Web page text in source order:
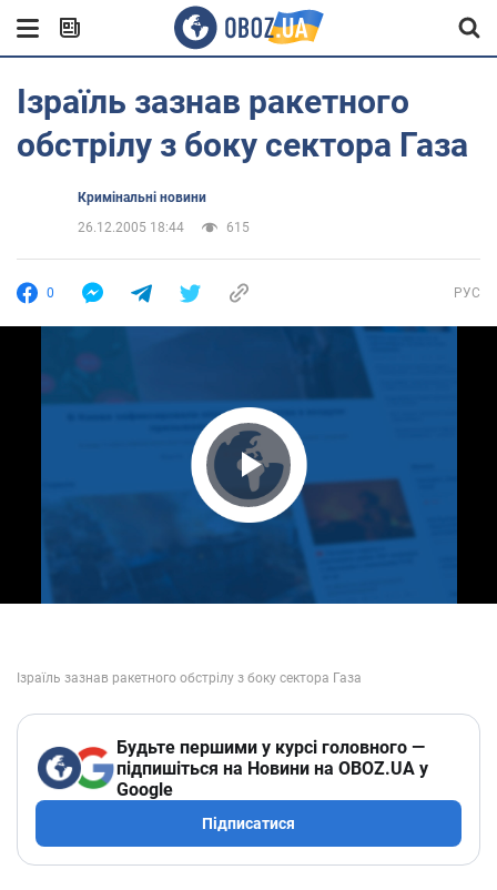
Ізраїль зазнав ракетного
обстрілу з боку сектора Газа
Кримінальні новини
26.12.2005 18:44
615
0 РУС
Play Video
Будьте першими у курсі головного —
підпишіться на Новини на OBOZ.UA у
Google
Підписатися